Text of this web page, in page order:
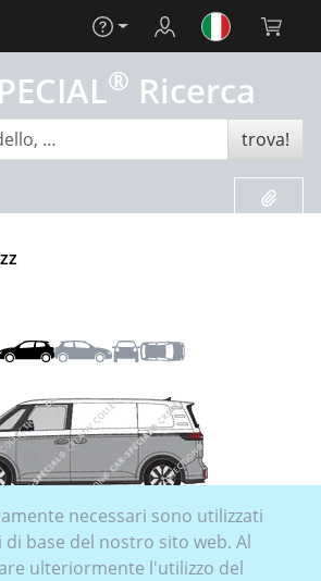
Aiuto Login Carrello
® Ricerca
trova!
DestraPosteriore
Tetto
puro,attuale (a partire da 2023)
, Vetrata Sinistralamierato
, Posteriorevetrato
necessari sono utilizzati
base del nostro sito web. Al
ulteriormente l'utilizzo del